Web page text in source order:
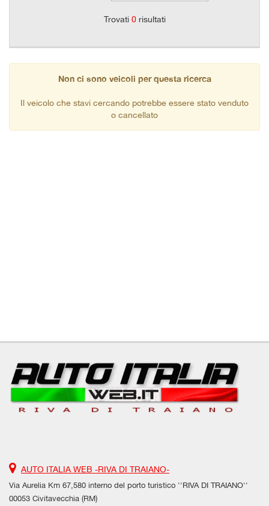
Trovati 0risultati
Non ci sono veicoli per questa ricerca
Il veicolo che stavi cercando potrebbe essere stato venduto
o cancellato
AUTO ITALIA WEB -RIVA DI TRAIANO-
Via Aurelia Km 67,580 interno del porto turistico ''RIVA DI TRAIANO''
00053 Civitavecchia (RM)